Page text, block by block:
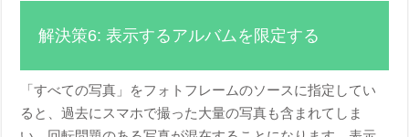
解決策6: 表示するアルバムを限定する
「すべての写真」をフォトフレームのソースに指定してい
ると、過去にスマホで撮った大量の写真も含まれてしま